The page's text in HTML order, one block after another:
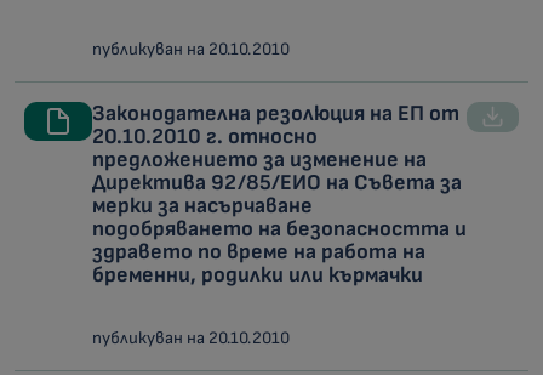
публикуван на 20.10.2010
Законодателна резолюция на ЕП от
20.10.2010 г. относно
предложението за изменение на
Директива 92/85/ЕИО на Съвета за
мерки за насърчаване
подобряването на безопасността и
здравето по време на работа на
бременни, родилки или кърмачки
публикуван на 20.10.2010